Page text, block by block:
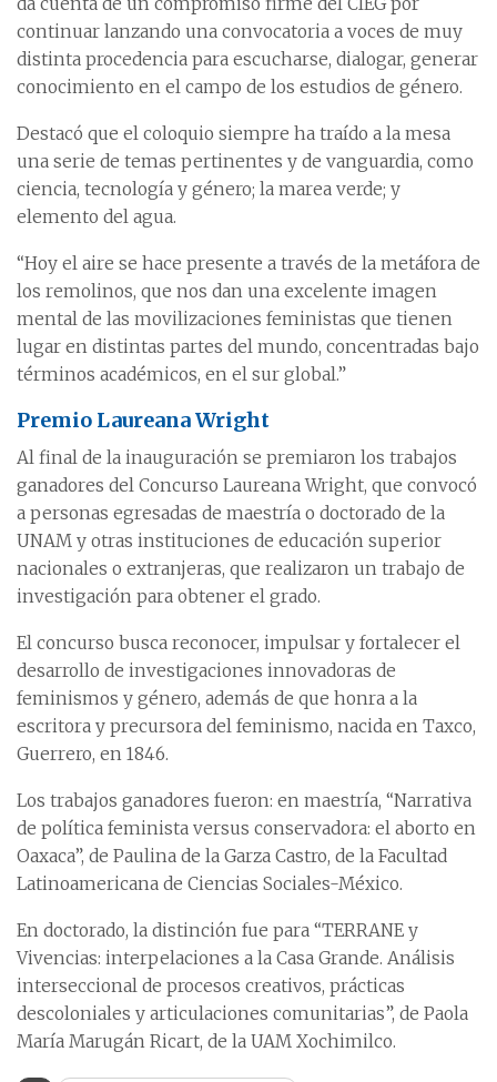
continuar lanzando una convocatoria a voces de muy
distinta procedencia para escucharse, dialogar, generar
conocimiento en el campo de los estudios de género.
Destacó que el coloquio siempre ha traído a la mesa
una serie de temas pertinentes y de vanguardia, como
ciencia, tecnología y género; la marea verde; y
elemento del agua.
“Hoy el aire se hace presente a través de la metáfora de
los remolinos, que nos dan una excelente imagen
mental de las movilizaciones feministas que tienen
lugar en distintas partes del mundo, concentradas bajo
términos académicos, en el sur global.”
Premio Laureana Wright
Al final de la inauguración se premiaron los trabajos
ganadores del Concurso Laureana Wright, que convocó
a personas egresadas de maestría o doctorado de la
UNAM y otras instituciones de educación superior
nacionales o extranjeras, que realizaron un trabajo de
investigación para obtener el grado.
El concurso busca reconocer, impulsar y fortalecer el
desarrollo de investigaciones innovadoras de
feminismos y género, además de que honra a la
escritora y precursora del feminismo, nacida en Taxco,
Guerrero, en 1846.
Los trabajos ganadores fueron: en maestría, “Narrativa
de política feminista versus conservadora: el aborto en
Oaxaca”, de Paulina de la Garza Castro, de la Facultad
Latinoamericana de Ciencias Sociales-México.
En doctorado, la distinción fue para “TERRANE y
Vivencias: interpelaciones a la Casa Grande. Análisis
interseccional de procesos creativos, prácticas
descoloniales y articulaciones comunitarias”, de Paola
María Marugán Ricart, de la UAM Xochimilco.